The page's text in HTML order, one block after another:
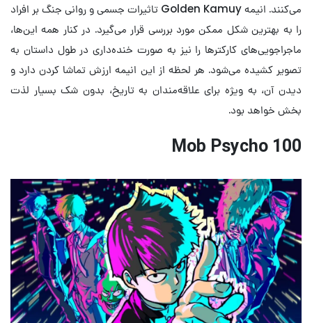
می‌کنند. انیمه Golden Kamuy تاثیرات جسمی و روانی جنگ بر افراد
را به بهترین شکل ممکن مورد بررسی قرار می‌گیرد. در کنار همه این‌ها،
ماجراجویی‌های کارکترها را نیز به صورت خنده‌داری در طول داستان به
تصویر کشیده می‌شود. هر لحظه از این انیمه ارزش تماشا کردن دارد و
دیدن آن، به ویژه برای علاقه‌مندان به تاریخ، بدون شک بسیار لذت
بخش خواهد بود.
Mob Psycho 100